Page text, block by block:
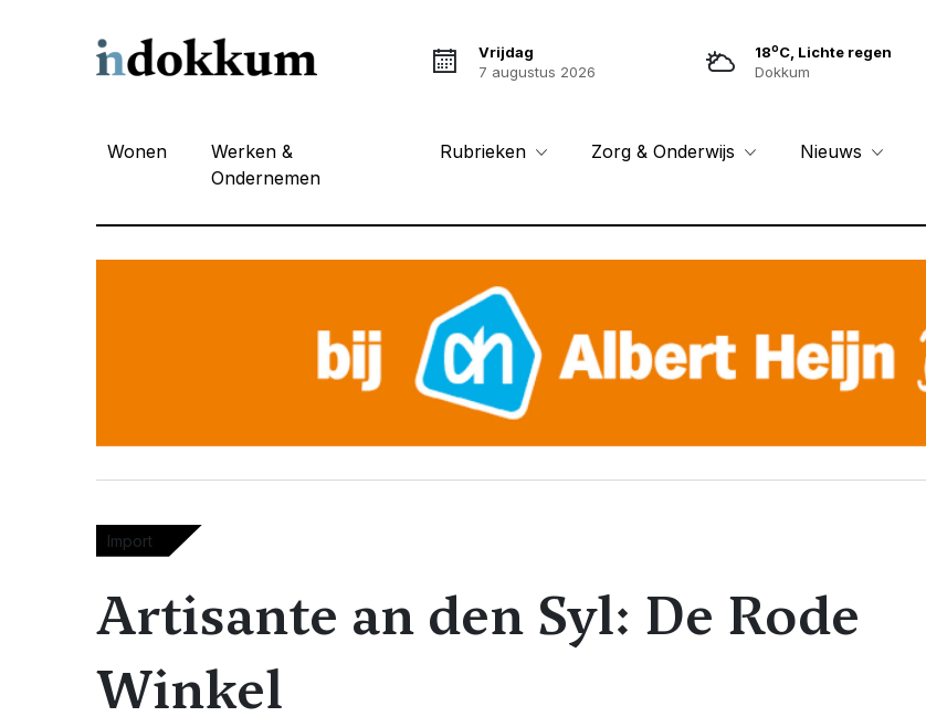
Vrijdag
7 augustus 2026
18oC, Lichte regen
Dokkum
Wonen
Werken &
Ondernemen
Rubrieken Zorg & Onderwijs Nieuws
Import
Artisante an den Syl: De Rode
Winkel